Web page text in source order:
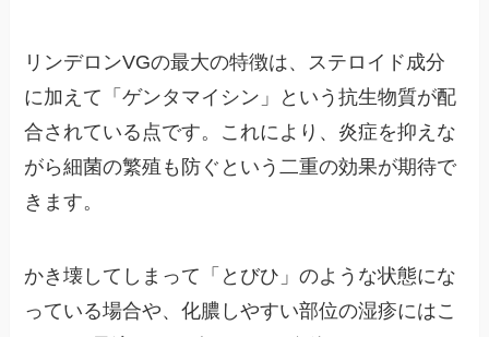
リンデロンVGの最大の特徴は、ステロイド成分
に加えて「ゲンタマイシン」という抗生物質が配
合されている点です。これにより、炎症を抑えな
がら細菌の繁殖も防ぐという二重の効果が期待で
きます。
かき壊してしまって「とびひ」のような状態にな
っている場合や、化膿しやすい部位の湿疹にはこ